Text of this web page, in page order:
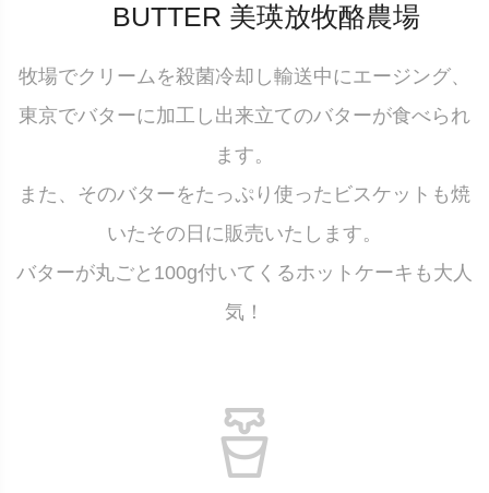
BUTTER 美瑛放牧酪農場
牧場でクリームを殺菌冷却し輸送中にエージング、
東京でバターに加工し出来立てのバターが食べられ
ます。
また、そのバターをたっぷり使ったビスケットも焼
いたその日に販売いたします。
バターが丸ごと100g付いてくるホットケーキも大人
気！